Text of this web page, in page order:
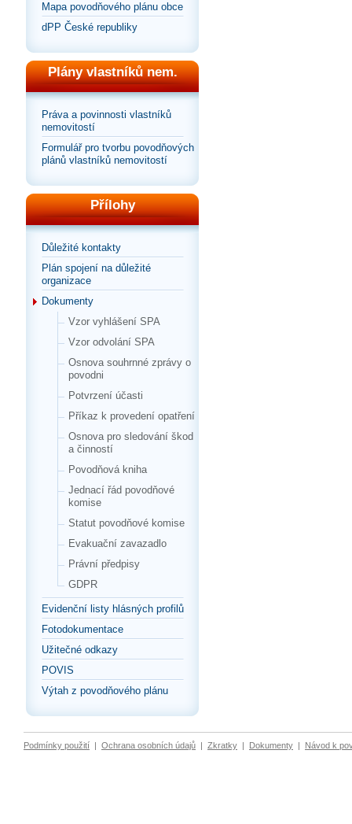
Mapa povodňového plánu obce
dPP České republiky
Plány vlastníků nem.
Práva a povinnosti vlastníků
nemovitostí
Formulář pro tvorbu povodňových
plánů vlastníků nemovitostí
Přílohy
Důležité kontakty
Plán spojení na důležité
organizace
Dokumenty
Vzor vyhlášení SPA
Vzor odvolání SPA
Osnova souhrnné zprávy o
povodni
Potvrzení účasti
Příkaz k provedení opatření
Osnova pro sledování škod
a činností
Povodňová kniha
Jednací řád povodňové
komise
Statut povodňové komise
Evakuační zavazadlo
Právní předpisy
GDPR
Evidenční listy hlásných profilů
Fotodokumentace
Užitečné odkazy
POVIS
Výtah z povodňového plánu
Podmínky použití | Ochrana osobních údajů | Zkratky | Dokumenty | Návod k